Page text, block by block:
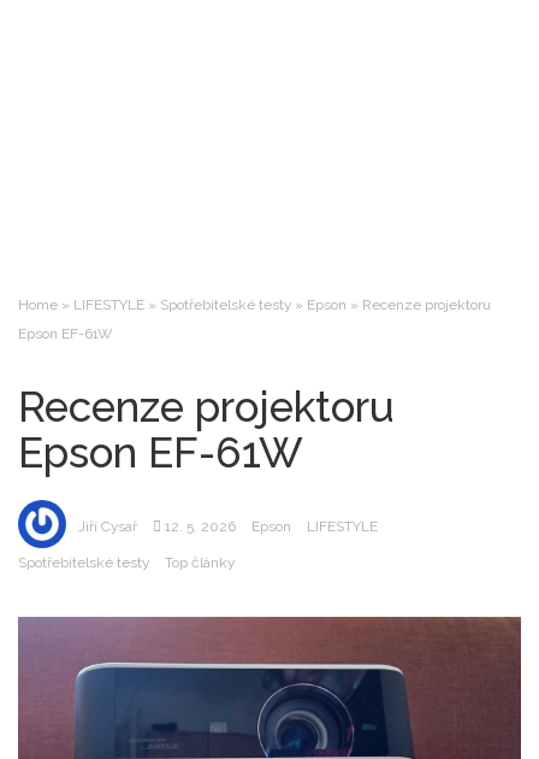
Home » LIFESTYLE » Spotřebitelské testy » Epson » Recenze projektoru
Epson EF-61W
Recenze projektoru
Epson EF-61W
Jiří Cysař 12. 5. 2026 Epson LIFESTYLE
Spotřebitelské testy Top články